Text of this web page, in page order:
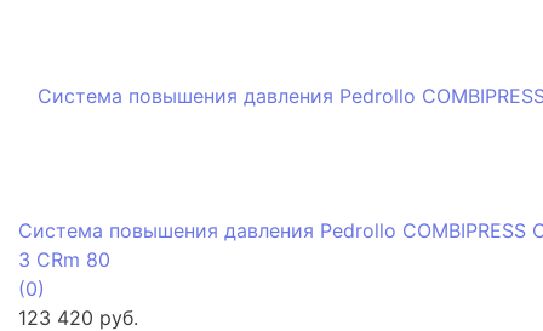
Система повышения давления Pedrollo COMBIPRESS
3 CRm 80
(0)
123 420 руб.